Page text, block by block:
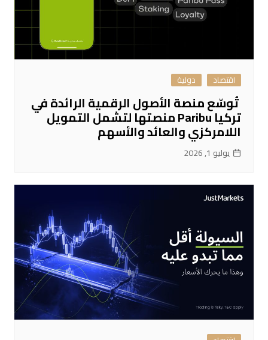
اقتصاد دولية
تُوسّع منصة الأصول الرقمية الرائدة في
تركيا Paribu منصتها لتشمل التمويل
اللامركزي والعائد والأسهم
يوليو 1, 2026